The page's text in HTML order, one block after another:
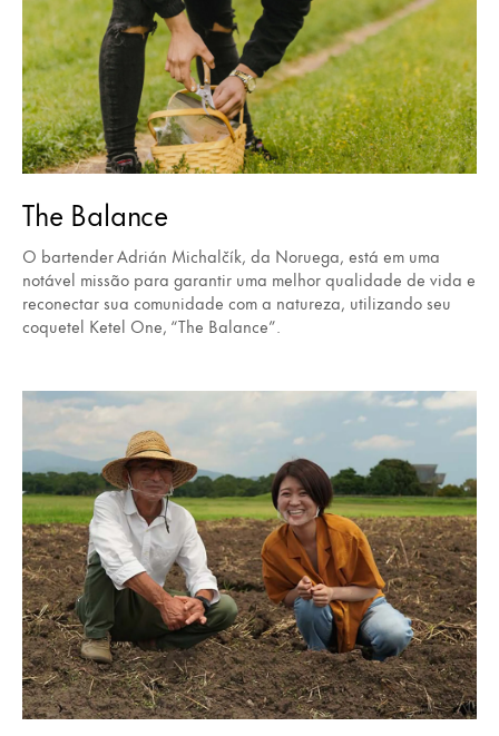
The Balance
O bartender Adrián Michalčík, da Noruega, está em uma
notável missão para garantir uma melhor qualidade de vida e
reconectar sua comunidade com a natureza, utilizando seu
coquetel Ketel One, “The Balance”.